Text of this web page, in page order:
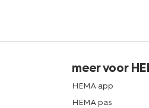
meer voor
HEMA app
HEMA pas